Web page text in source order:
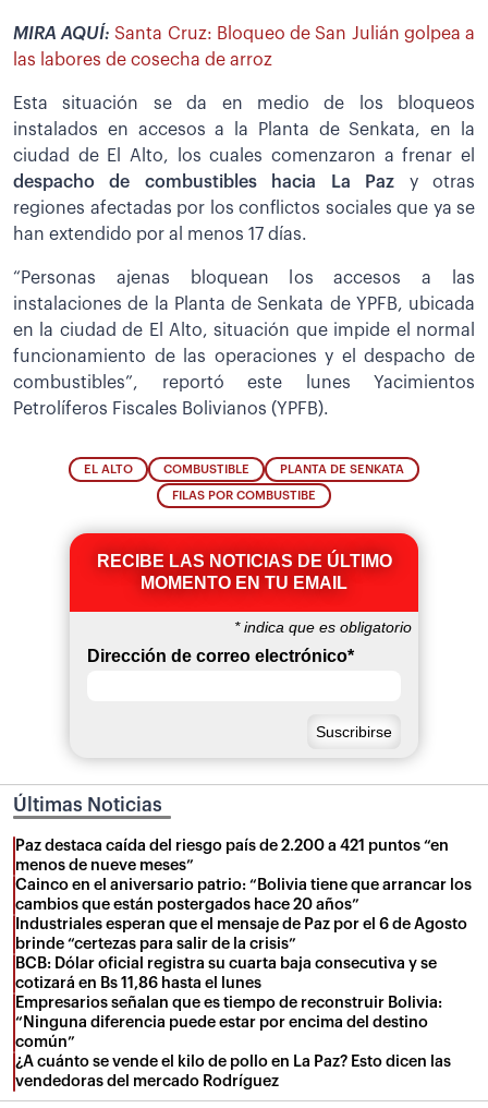
MIRA AQUÍ:Santa Cruz: Bloqueo de San Julián golpea a
las labores de cosecha de arroz
Esta situación se da en medio de los bloqueos
instalados en accesos a la Planta de Senkata, en la
ciudad de El Alto, los cuales comenzaron a frenar el
despacho de combustibles hacia La Paz y otras
regiones afectadas por los conflictos sociales que ya se
han extendido por al menos 17 días.
“Personas ajenas bloquean los accesos a las
instalaciones de la Planta de Senkata de YPFB, ubicada
en la ciudad de El Alto, situación que impide el normal
funcionamiento de las operaciones y el despacho de
combustibles”, reportó este lunes Yacimientos
Petrolíferos Fiscales Bolivianos (YPFB).
EL ALTO COMBUSTIBLE PLANTA DE SENKATA
FILAS POR COMBUSTIBE
RECIBE LAS NOTICIAS DE ÚLTIMO
MOMENTO EN TU EMAIL
*indica que es obligatorio
Dirección de correo electrónico*
Últimas Noticias
Paz destaca caída del riesgo país de 2.200 a 421 puntos “en
menos de nueve meses”
Cainco en el aniversario patrio: “Bolivia tiene que arrancar los
cambios que están postergados hace 20 años”
Industriales esperan que el mensaje de Paz por el 6 de Agosto
brinde “certezas para salir de la crisis”
BCB: Dólar oficial registra su cuarta baja consecutiva y se
cotizará en Bs 11,86 hasta el lunes
Empresarios señalan que es tiempo de reconstruir Bolivia:
“Ninguna diferencia puede estar por encima del destino
común”
¿A cuánto se vende el kilo de pollo en La Paz? Esto dicen las
vendedoras del mercado Rodríguez